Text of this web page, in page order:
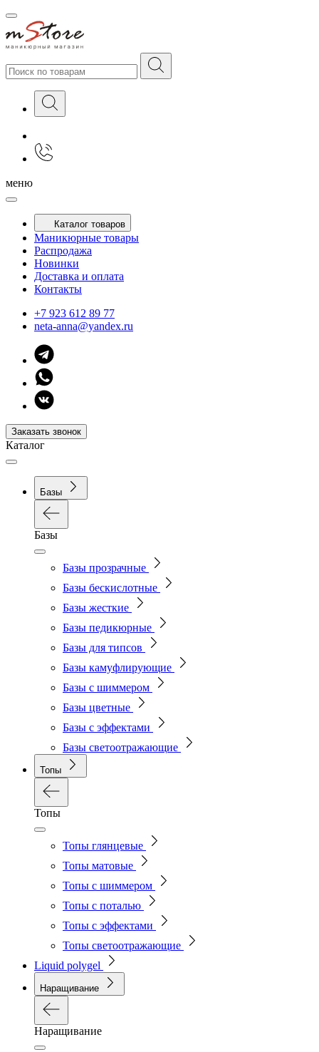
меню
Каталог товаров
Маникюрные товары
Распродажа
Новинки
Доставка и оплата
Контакты
+7 923 612 89 77
neta-anna@yandex.ru
Заказать звонок
Каталог
Базы
Базы
Базы прозрачные
Базы бескислотные
Базы жесткие
Базы педикюрные
Базы для типсов
Базы камуфлирующие
Базы с шиммером
Базы цветные
Базы с эффектами
Базы светоотражающие
Топы
Топы
Топы глянцевые
Топы матовые
Топы с шиммером
Топы с поталью
Топы с эффектами
Топы светоотражающие
Liquid polygel
Наращивание
Наращивание